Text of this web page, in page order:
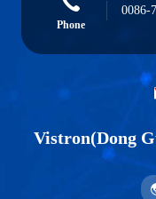
Phone
0086-
Vistron(Dong